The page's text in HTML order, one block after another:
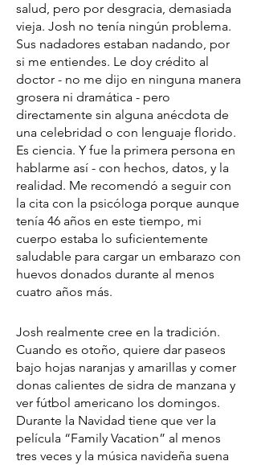
salud, pero por desgracia, demasiada
vieja. Josh no tenía ningún problema.
Sus nadadores estaban nadando, por
si me entiendes. Le doy crédito al
doctor - no me dijo en ninguna manera
grosera ni dramática - pero
directamente sin alguna anécdota de
una celebridad o con lenguaje florido.
Es ciencia. Y fue la primera persona en
hablarme así - con hechos, datos, y la
realidad. Me recomendó a seguir con
la cita con la psicóloga porque aunque
tenía 46 años en este tiempo, mi
cuerpo estaba lo suficientemente
saludable para cargar un embarazo con
huevos donados durante al menos
cuatro años más.
Josh realmente cree en la tradición.
Cuando es otoño, quiere dar paseos
bajo hojas naranjas y amarillas y comer
donas calientes de sidra de manzana y
ver fútbol americano los domingos.
Durante la Navidad tiene que ver la
película “Family Vacation” al menos
tres veces y la música navideña suena